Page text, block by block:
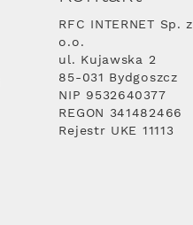
RFC INTERNET Sp. z
o.o.
ul. Kujawska 2
85-031 Bydgoszcz
NIP 9532640377
REGON 341482466
Rejestr UKE 11113